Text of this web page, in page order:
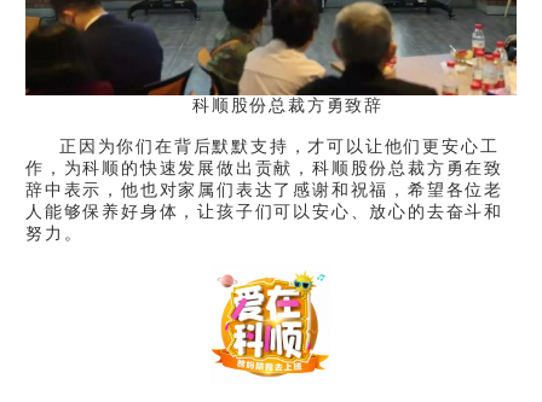
科顺股份总裁方勇致辞
正因为你们在背后默默支持，才可以让他们更安心工
作，为科顺的快速发展做出贡献，科顺股份总裁方勇在致
辞中表示，他也对家属们表达了感谢和祝福，希望各位老
人能够保养好身体，让孩子们可以安心、放心的去奋斗和
努力。